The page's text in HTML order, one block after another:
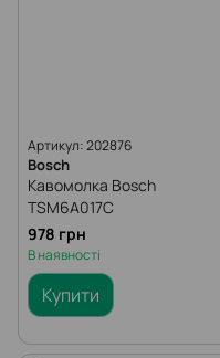
Артикул: 202876
Bosch
Кавомолка Bosch
TSM6A017C
978 грн
В наявності
Купити